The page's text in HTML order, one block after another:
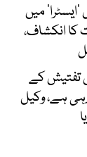
میں
انکشاف،
تفتیش کے
ہے، وکیل